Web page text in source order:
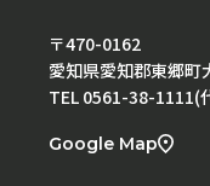
〒470-0162
愛知県愛知郡東郷町
TEL 0561-38-1111(
Google Map